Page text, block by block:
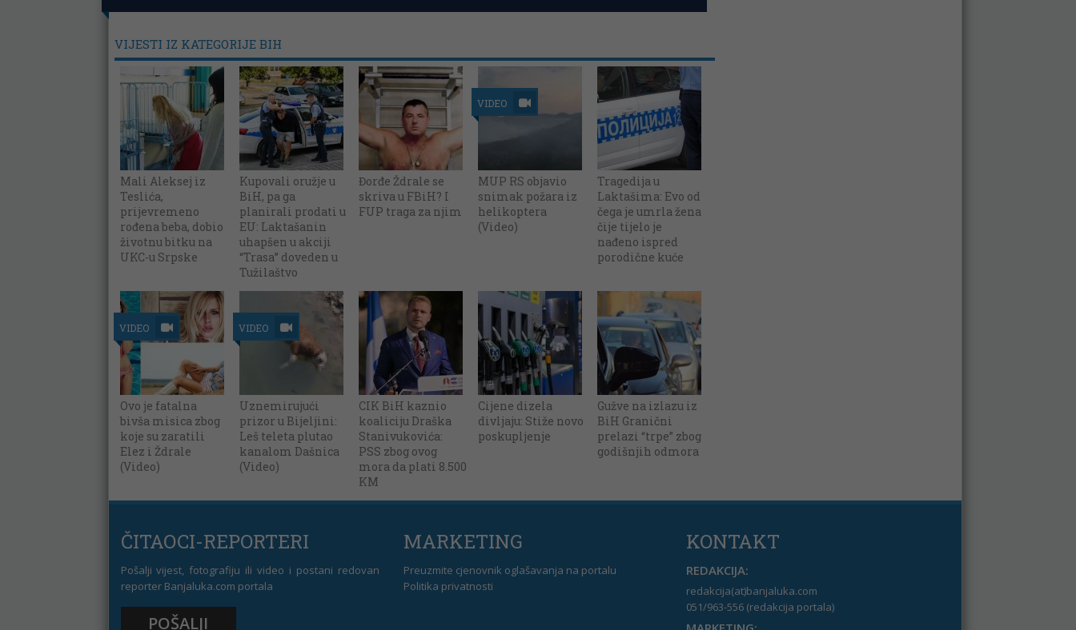
VIJESTI IZ KATEGORIJE BIH
Mali Aleksej iz
Teslića,
prijevremeno
rođena beba, dobio
životnu bitku na
UKC-u Srpske
Kupovali oružje u
BiH, pa ga
planirali prodati u
EU: Laktašanin
uhapšen u akciji
“Trasa” doveden u
Tužilaštvo
Đorđe Ždrale se
skriva u FBiH? I
FUP traga za njim
VIDEO
MUP RS objavio
snimak požara iz
helikoptera
(Video)
Tragedija u
Laktašima: Evo od
čega je umrla žena
čije tijelo je
nađeno ispred
porodične kuće
VIDEO
Ovo je fatalna
bivša misica zbog
koje su zaratili
Elez i Ždrale
(Video)
VIDEO
Uznemirujući
prizor u Bijeljini:
Leš teleta plutao
kanalom Dašnica
(Video)
CIK BiH kaznio
koaliciju Draška
Stanivukovića:
PSS zbog ovog
mora da plati 8.500
KM
Cijene dizela
divljaju: Stiže novo
poskupljenje
Gužve na izlazu iz
BiH Granični
prelazi “trpe” zbog
godišnjih odmora
ČITAOCI-REPORTERI
Pošalji vijest, fotografiju ili video i postani redovan
reporter Banjaluka.com portala
POŠALJI
MARKETING
Preuzmite cjenovnik oglašavanja na portalu
Politika privatnosti
KONTAKT
REDAKCIJA:
redakcija(at)banjaluka.com
051/963-556 (redakcija portala)